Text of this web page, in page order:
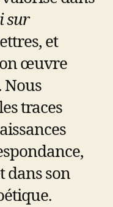
sur
et
œuvre
Nous
traces
dans son